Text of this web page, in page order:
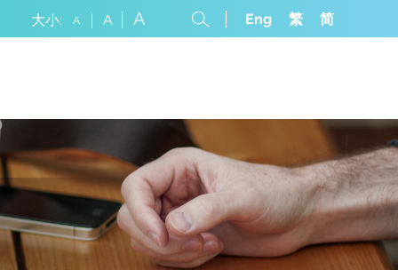
大小: A A A Eng 繁 简